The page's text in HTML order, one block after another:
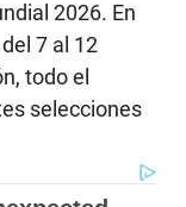
2026. En
7 al 12
todo el
selecciones